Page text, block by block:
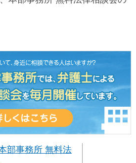
部事務所 無料法